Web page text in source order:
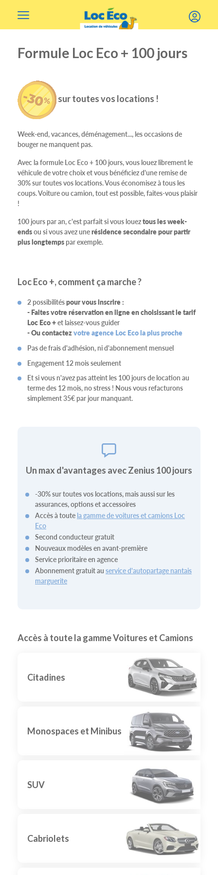
Formule Loc Eco + 100 jours
sur toutes vos locations !
Week-end, vacances, déménagement..., les occasions de
bouger ne manquent pas.
Avec la formule Loc Eco + 100 jours, vous louez librement le
véhicule de votre choix et vous bénéficiez d'une remise de
30% sur toutes vos locations. Vous économisez à tous les
coups. Voiture ou camion, tout est possible, faites-vous plaisir
!
100 jours par an, c'est parfait si vous loueztous les week-
endsou si vous avez unerésidence secondaire pour partir
plus longtemps par exemple.
Loc Eco +, comment ça marche ?
2 possibilitéspour vous inscrire :
- Faites votre réservation en ligne en choisissant le tarif
Loc Eco +et laissez-vous guider
- Ou contactez votre agence Loc Eco la plus proche
Pas de frais d'adhésion, ni d'abonnement mensuel
Engagement 12 mois seulement
Et si vous n'avez pas atteint les 100 jours de location au
terme des 12 mois, no stress ! Nous vous refacturons
simplement 35€ par jour manquant.
Un max d'avantages avec Zenius 100 jours
-30% sur toutes vos locations, mais aussi sur les
assurances, options et accessoires
Accès à toute la gamme de voitures et camions Loc
Eco
Second conducteur gratuit
Nouveaux modèles en avant-première
Service prioritaire en agence
Abonnement gratuit au service d'autopartage nantais
marguerite
Accès à toute la gamme Voitures et Camions
Citadines
Monospaces et Minibus
SUV
Cabriolets